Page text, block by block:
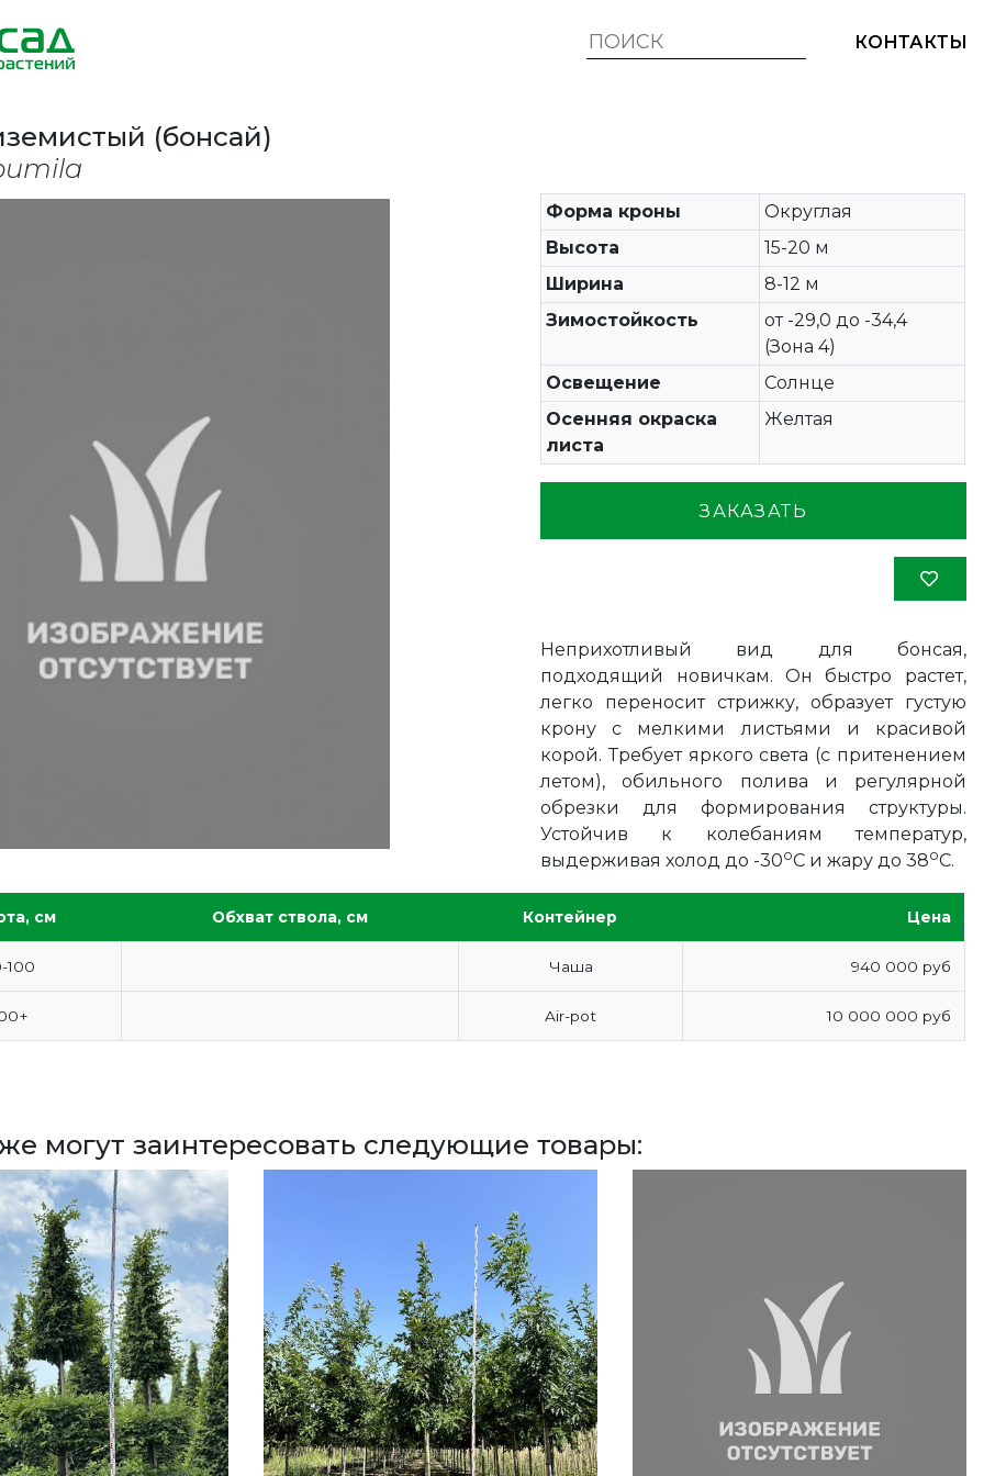
КОНТАКТЫ
(бонсай)
Форма кроны
Округлая
Высота
15-20 м
Ширина
8-12 м
Зимостойкость
от -29,0 до -34,4
(Зона 4)
Освещение
Солнце
Осенняя окраска
листа
Желтая
ЗАКАЗАТЬ
Неприхотливый вид для бонсая,
подходящий новичкам. Он быстро растет,
легко переносит стрижку, образует густую
крону с мелкими листьями и красивой
корой. Требует яркого света (с притенением
летом), обильного полива и регулярной
обрезки для формирования структуры.
Устойчив к колебаниям температур,
выдерживая холод до -30оС и жару до 38оС.
см Обхват ствола, см Контейнер Цена
100 Чаша 940 000 руб
Air-pot 10 000 000 руб
могут заинтересовать следующие товары: